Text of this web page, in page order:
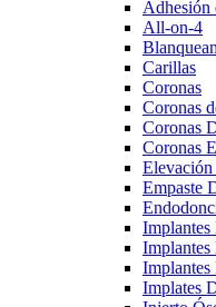
Adhesión
All-on-4
Carillas
Coronas
Coronas
Coronas
Coronas
Empaste
Implantes
Implantes
Implates